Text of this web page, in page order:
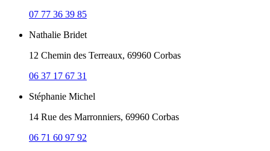
07 77 36 39 85
Nathalie Bridet
12 Chemin des Terreaux, 69960 Corbas
06 37 17 67 31
Stéphanie Michel
14 Rue des Marronniers, 69960 Corbas
06 71 60 97 92